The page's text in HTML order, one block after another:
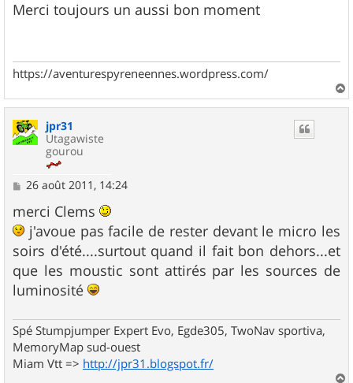
s
s
Merci toujours un aussi bon moment
https://aventurespyreneennes.wordpress.com/
a
jpr31
Utagawiste
gourou
M
s
s
a
g
e
26 août 2011, 14:24
merci Clems
j'avoue pas facile de rester devant le micro les
soirs d'été....surtout quand il fait bon dehors...et
que les moustic sont attirés par les sources de
luminosité
Spé Stumpjumper Expert Evo, Egde305, TwoNav sportiva,
MemoryMap sud-ouest
Miam Vtt => http://jpr31.blogspot.fr/